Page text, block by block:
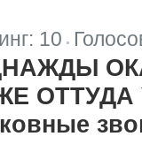
10
ОТТУДА